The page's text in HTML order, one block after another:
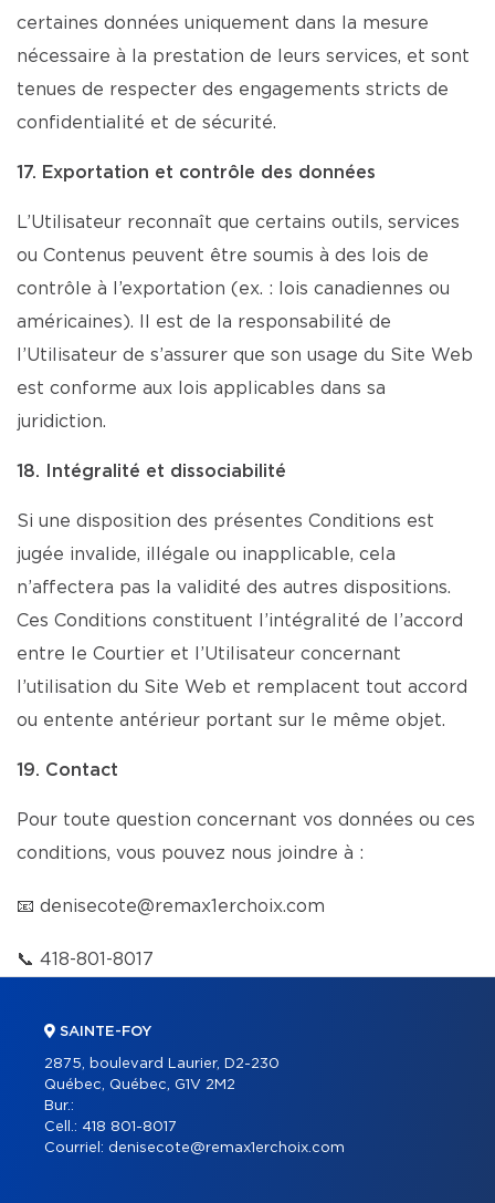
certaines données uniquement dans la mesure
nécessaire à la prestation de leurs services, et sont
tenues de respecter des engagements stricts de
confidentialité et de sécurité.
17. Exportation et contrôle des données
L’Utilisateur reconnaît que certains outils, services
ou Contenus peuvent être soumis à des lois de
contrôle à l’exportation (ex. : lois canadiennes ou
américaines). Il est de la responsabilité de
l’Utilisateur de s’assurer que son usage du Site Web
est conforme aux lois applicables dans sa
juridiction.
18. Intégralité et dissociabilité
Si une disposition des présentes Conditions est
jugée invalide, illégale ou inapplicable, cela
n’affectera pas la validité des autres dispositions.
Ces Conditions constituent l’intégralité de l’accord
entre le Courtier et l’Utilisateur concernant
l’utilisation du Site Web et remplacent tout accord
ou entente antérieur portant sur le même objet.
19. Contact
Pour toute question concernant vos données ou ces
conditions, vous pouvez nous joindre à :
📧 denisecote@remax1erchoix.com
📞 418-801-8017
SAINTE-FOY
2875, boulevard Laurier, D2-230
Québec, Québec, G1V 2M2
Bur.:
Cell.: 418 801-8017
Courriel: denisecote@remax1erchoix.com